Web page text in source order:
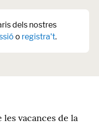
dels nostres
o registra't.
vacances de la